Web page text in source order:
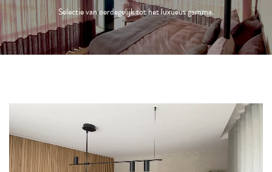
Selectie van oerdegelijk tot het luxueus gamma.